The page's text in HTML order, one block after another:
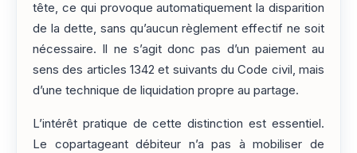
tête, ce qui provoque automatiquement la disparition
de la dette, sans qu’aucun règlement effectif ne soit
nécessaire. Il ne s’agit donc pas d’un paiement au
sens des articles 1342 et suivants du Code civil, mais
d’une technique de liquidation propre au partage.
L’intérêt pratique de cette distinction est essentiel.
Le copartageant débiteur n’a pas à mobiliser de